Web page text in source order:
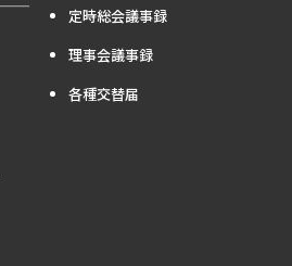
定時総会議事録
理事会議事録
各種交替届